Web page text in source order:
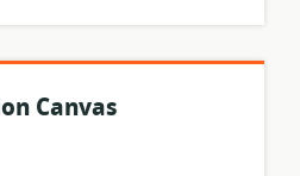
Canvas